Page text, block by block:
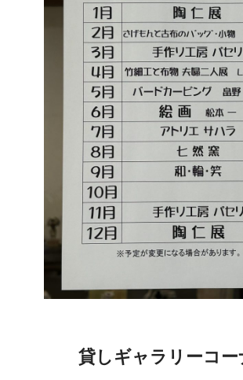
貸しギャラリーコー